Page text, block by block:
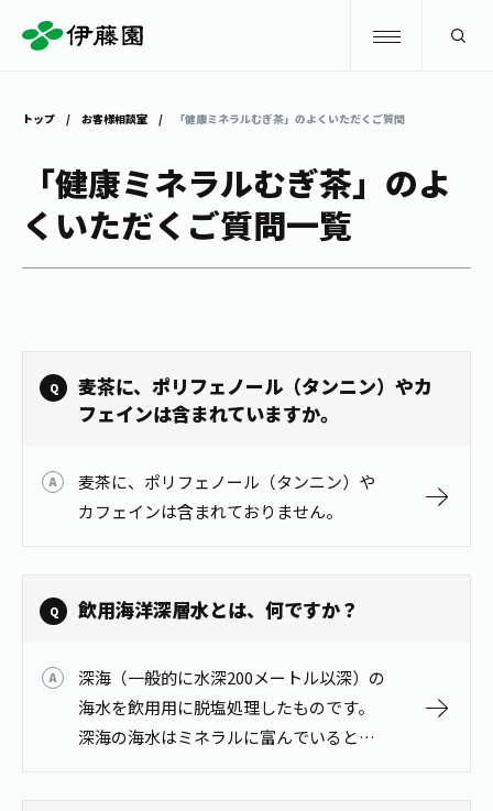
トップ
お〜いお茶
健康ミネラルむぎ茶
1日分の野菜
商品情報
ブランドから探す
カテゴリーから探す
キーワードから探す
キャンペーン
お茶を知る・楽しむ
お茶を楽しむ
お茶のいれ方
レシピ集
お茶を知る
お茶百科
お茶百科キッズ
体験・イベント
見学・体験
工場見学
お茶の複合型博物館
食育・イベント
新俳句大賞
伊藤園の店舗トップ
店舗検索
お客様相談室
トップ お客様相談室 「健康ミネラルむぎ茶」のよくいただくご質問
「健康ミネラルむぎ茶」のよ
くいただくご質問一覧
麦茶に、ポリフェノール（タンニン）やカ
フェインは含まれていますか。
麦茶に、ポリフェノール（タンニン）や
カフェインは含まれておりません。
飲用海洋深層水とは、何ですか？
深海（一般的に水深200メートル以深）の
海水を飲用用に脱塩処理したものです。
深海の海水はミネラルに富んでいると言
われています。